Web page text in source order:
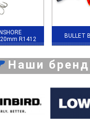
R1412
BULLET
Наши